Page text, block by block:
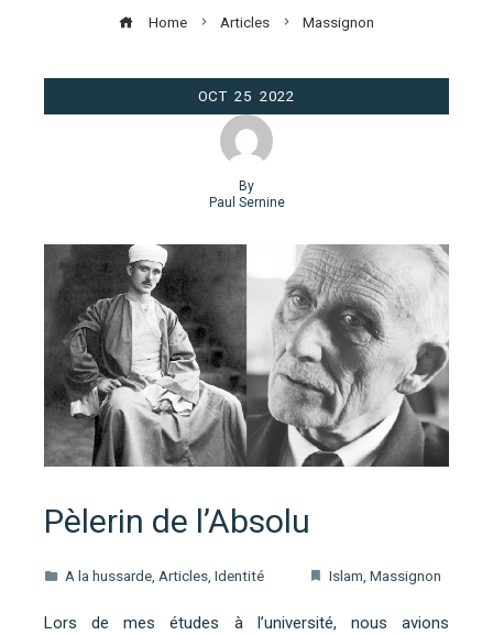
Home Articles Massignon
OCT 25 2022
By
Paul Sernine
Pèlerin de l’Absolu
A la hussarde, Articles, Identité Islam, Massignon
Lors de mes études à l’université, nous avions